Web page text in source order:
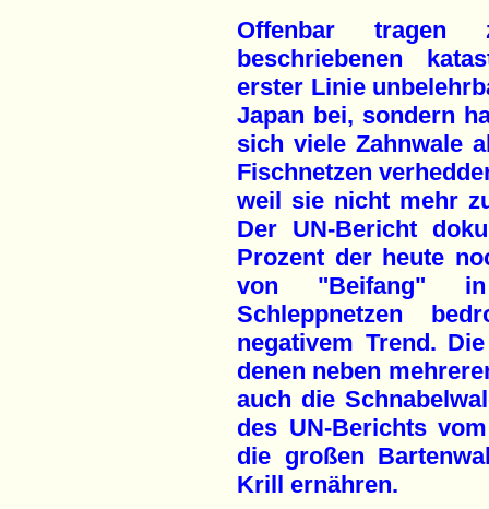
Offenbar
beschriebenen
erster Linie
Japan bei, sondern
sich viele Zahnwale
Fischnetzen
weil sie nicht mehr
Der UN-Bericht
Prozent der heute
von "Beifang"
Schleppnetzen
negativem Trend.
denen neben
auch die
des UN-Berichts
die großen
Krill ernähren.